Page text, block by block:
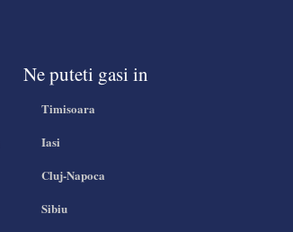
Ne puteti gasi in
Timisoara
Iasi
Cluj-Napoca
Sibiu